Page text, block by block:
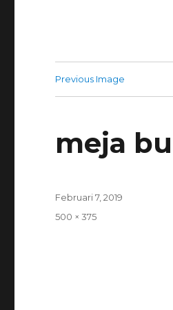
Previous Image
meja
Posted
Februari 7, 2019
Full
500 × 375